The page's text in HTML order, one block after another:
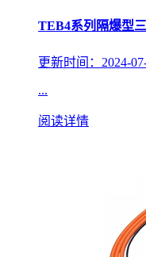
TEB4系列隔爆型
更新时间：2024-
...
阅读详情